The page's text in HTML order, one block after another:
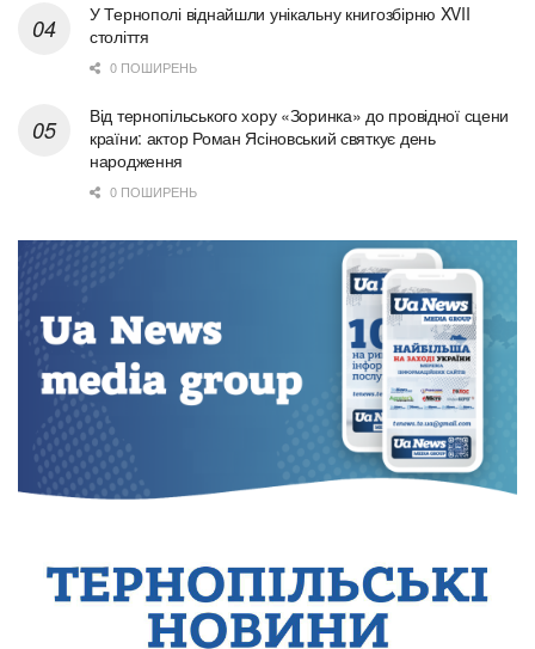
У Тернополі віднайшли унікальну книгозбірню XVII
століття
0 ПОШИРЕНЬ
Від тернопільського хору «Зоринка» до провідної сцени
країни: актор Роман Ясіновський святкує день
народження
0 ПОШИРЕНЬ